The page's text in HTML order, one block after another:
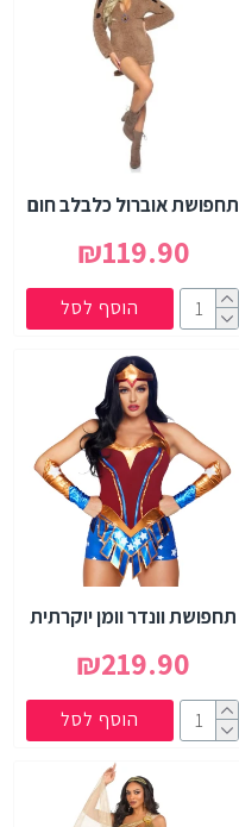
תחפושת אוברול כלבלב חום
₪119.90
הוסף לסל
תחפושת וונדר וומן יוקרתית
₪219.90
הוסף לסל